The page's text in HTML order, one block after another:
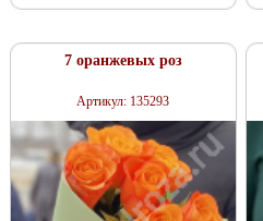
7 оранжевых роз
Артикул: 135293